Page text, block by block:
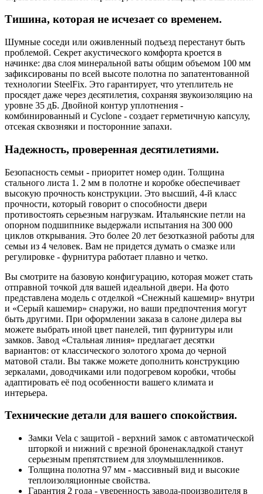
Тишина, которая не исчезает со временем.
Шумные соседи или оживленный подъезд перестанут быть
проблемой. Секрет акустического комфорта кроется в
начинке: два слоя минеральной ваты общим объемом 100 мм
зафиксированы по всей высоте полотна по запатентованной
технологии SteelFix. Это гарантирует, что утеплитель не
просядет даже через десятилетия, сохраняя звукоизоляцию на
уровне 35 дБ. Двойной контур уплотнения -
комбинированный и Cyclone - создает герметичную капсулу,
отсекая сквозняки и посторонние запахи.
Надежность, проверенная десятилетиями.
Безопасность семьи - приоритет номер один. Толщина
стального листа 1. 2 мм в полотне и коробке обеспечивает
высокую прочность конструкции. Это высший, 4-й класс
прочности, который говорит о способности двери
противостоять серьезным нагрузкам. Итальянские петли на
опорном подшипнике выдержали испытания на 300 000
циклов открывания. Это более 20 лет безотказной работы для
семьи из 4 человек. Вам не придется думать о смазке или
регулировке - фурнитура работает плавно и четко.
Вы смотрите на базовую конфигурацию, которая может стать
отправной точкой для вашей идеальной двери. На фото
представлена модель с отделкой «Снежный кашемир» внутри
и «Серый кашемир» снаружи, но ваши предпочтения могут
быть другими. При оформлении заказа в салоне дилера вы
можете выбрать иной цвет панелей, тип фурнитуры или
замков. Завод «Стальная линия» предлагает десятки
вариантов: от классического золотого хрома до черной
матовой стали. Вы также можете дополнить конструкцию
зеркалами, доводчиками или подогревом коробки, чтобы
адаптировать её под особенности вашего климата и
интерьера.
Технические детали для вашего спокойствия.
Замки Vela с защитой - верхний замок с автоматической
шторкой и нижний с врезной броненакладкой станут
серьезным препятствием для злоумышленников.
Толщина полотна 97 мм - массивный вид и высокие
теплоизоляционные свойства.
Гарантия 2 года - уверенность завода-производителя в